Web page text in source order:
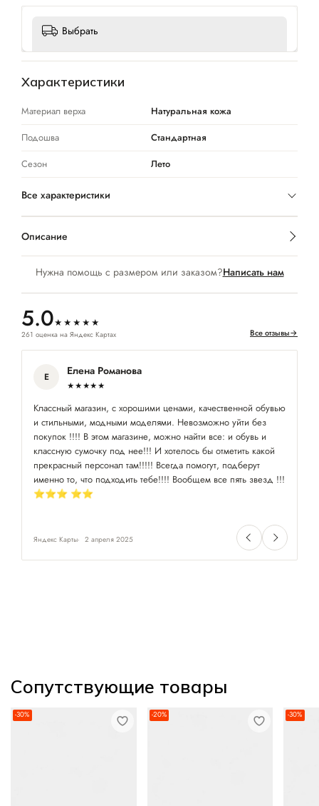
Выбрать
Нужна помощь с размером или заказом?Написать нам
5.0★★★★★
261 оценка на Яндекс Картах Все отзывы→
Е Елена Романова
★★★★★
Классный магазин, с хорошими ценами, качественной обувью
и стильными, модными моделями. Невозможно уйти без
покупок !!!! В этом магазине, можно найти все: и обувь и
классную сумочку под нее!!! И хотелось бы отметить какой
прекрасный персонал там!!!!! Всегда помогут, подберут
именно то, что подходить тебе!!!! Вообщем все пять звезд !!!
⭐️⭐️⭐️ ⭐️⭐️
Яндекс Карты 2 апреля 2025
Характеристики
Материал верха
Натуральная кожа
Подошва
Стандартная
Сезон
Лето
Все характеристики
Описание
Сопутствующие товары
-30% -20% -30%